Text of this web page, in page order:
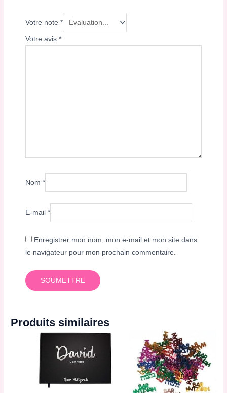
Votre note*
Votre avis*
Nom*
E-mail*
Enregistrer mon nom, mon e-mail et mon site dans
le navigateur pour mon prochain commentaire.
Produits similaires